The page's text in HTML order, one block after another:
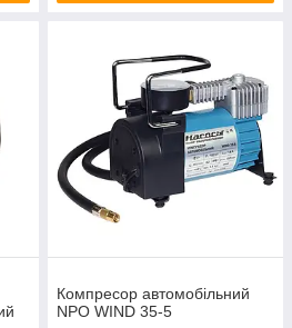
Компресор автомобільний
NPO WIND 35-5